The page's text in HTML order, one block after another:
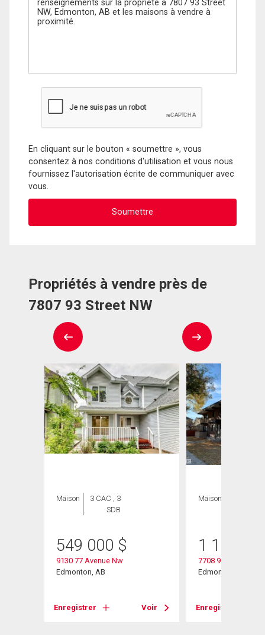
En cliquant sur le bouton « soumettre », vous
consentez à nos conditions d'utilisation et vous nous
fournissez l'autorisation écrite de communiquer avec
vous.
Propriétés à vendre près de
7807 93 Street NW
Maison
3 CAC , 3
SDB
549 000 $
9130 77 Avenue Nw
Edmonton, AB
Enregistrer Voir
Maison
1 100
7708 91 Street
Edmonton, AB
Enregistrer